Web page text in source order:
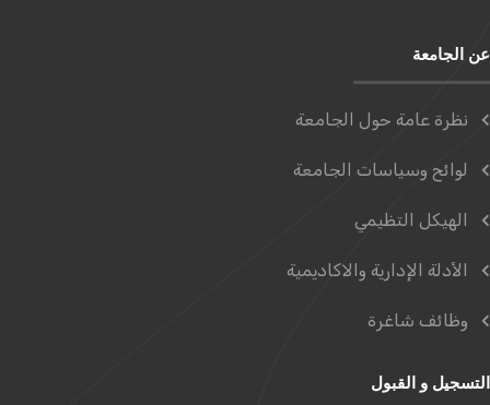
عن الجامعة
نظرة عامة حول الجامعة
لوائح وسياسات الجامعة
الهيكل التظيمي
الأدلة الإدارية والاكاديمية
وظائف شاغرة
التسجيل و القبول